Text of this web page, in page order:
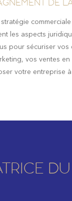
DE
stratégie
les aspects
pour sécuriser vos
vos ventes
votre entreprise